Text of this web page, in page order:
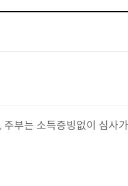
부는 소득증빙없이 심사